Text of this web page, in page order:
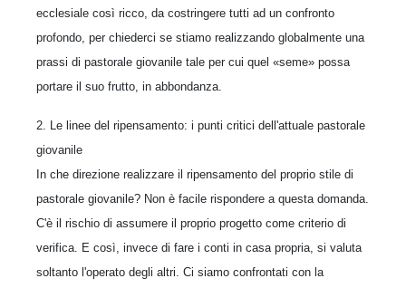
ecclesiale così ricco, da costringere tutti ad un confronto
profondo, per chiederci se stiamo realizzando globalmente una
prassi di pastorale giovanile tale per cui quel «seme» possa
portare il suo frutto, in abbondanza.
2. Le linee del ripensamento: i punti critici dell'attuale pastorale
giovanile
In che direzione realizzare il ripensamento del proprio stile di
pastorale giovanile? Non è facile rispondere a questa domanda.
C'è il rischio di assumere il proprio progetto come criterio di
verifica. E così, invece di fare i conti in casa propria, si valuta
soltanto l'operato degli altri. Ci siamo confrontati con la